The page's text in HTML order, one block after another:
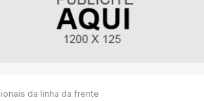
da linha da frente